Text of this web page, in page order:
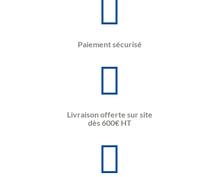
Paiement sécurisé
Livraison offerte sur site
dès 600€ HT